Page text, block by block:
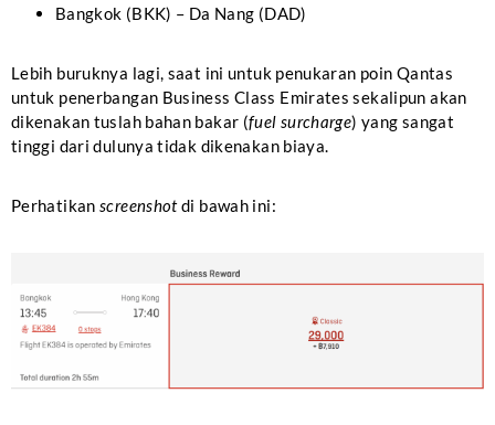
Bangkok (BKK) – Da Nang (DAD)
Lebih buruknya lagi, saat ini untuk penukaran poin Qantas
untuk penerbangan Business Class Emirates sekalipun akan
dikenakan tuslah bahan bakar (fuel surcharge) yang sangat
tinggi dari dulunya tidak dikenakan biaya.
Perhatikanscreenshotdi bawah ini: